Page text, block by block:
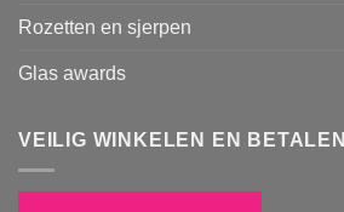
Rozetten en sjerpen
Glas awards
VEILIG WINKELEN EN BETALEN